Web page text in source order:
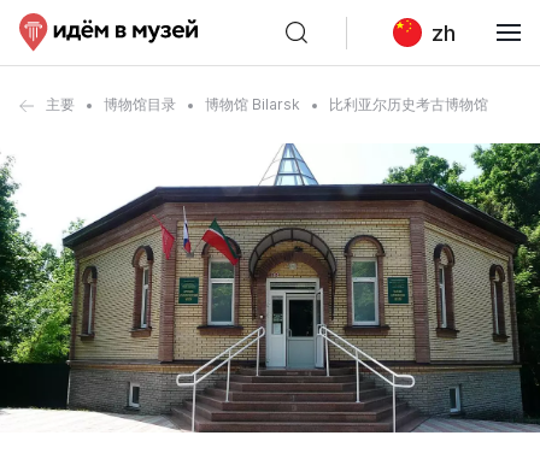
zh
主要 博物馆目录 博物馆 Bilarsk 比利亚尔历史考古博物馆